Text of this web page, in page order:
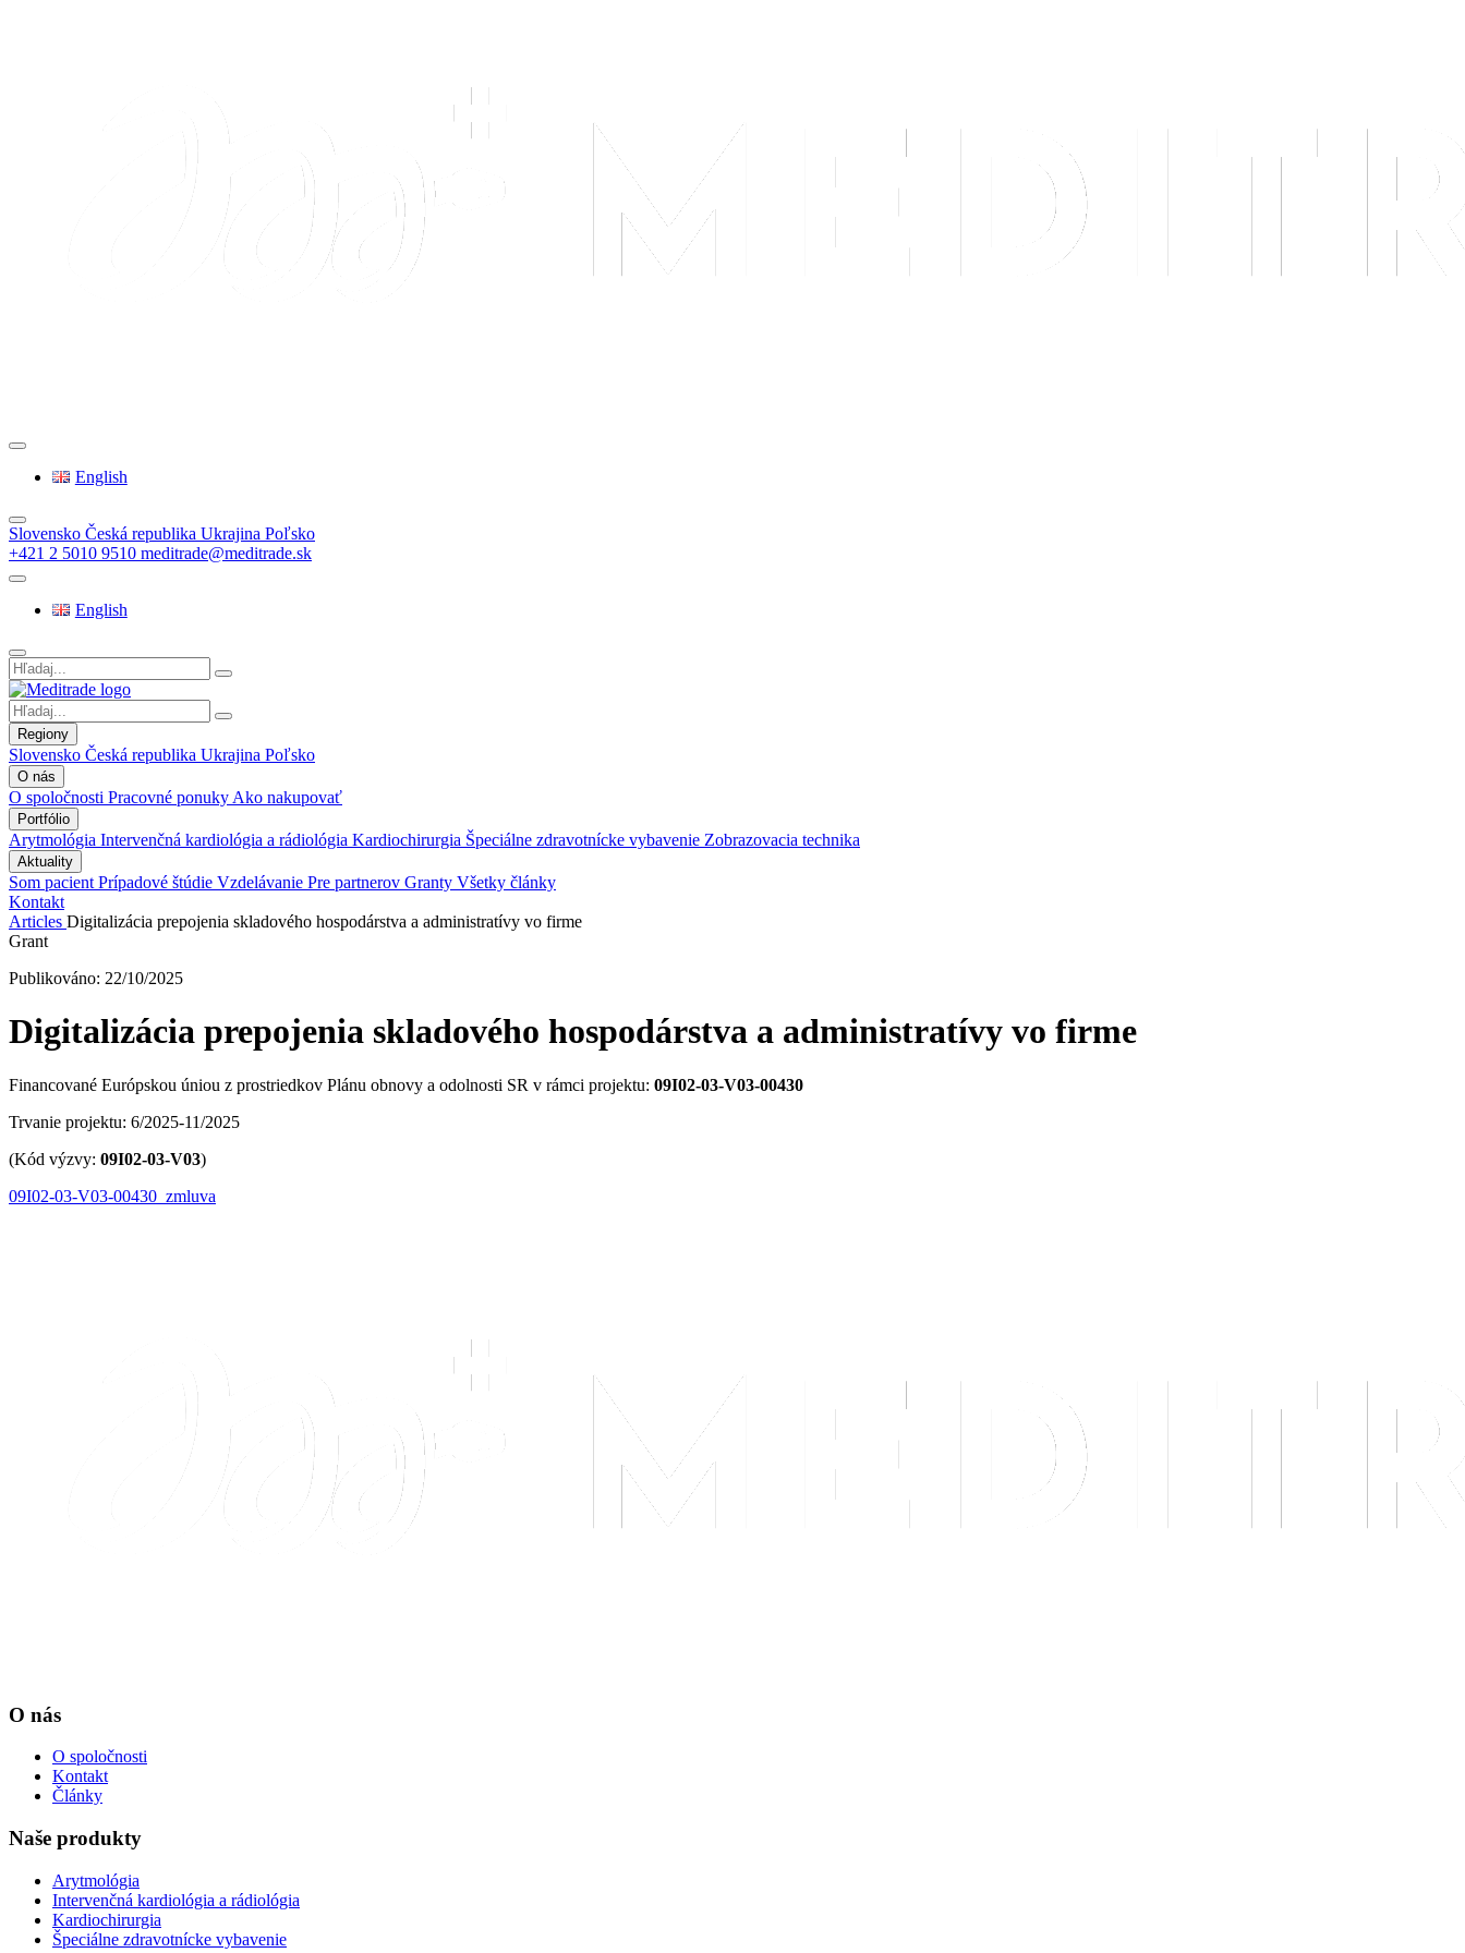
English
Slovensko Česká republika Ukrajina Poľsko
+421 2 5010 9510 meditrade@meditrade.sk
English
Regiony
Slovensko Česká republika Ukrajina Poľsko
O nás
O spoločnosti Pracovné ponuky Ako nakupovať
Portfólio
Arytmológia Intervenčná kardiológia a rádiológia Kardiochirurgia Špeciálne zdravotnícke vybavenie Zobrazovacia technika
Aktuality
Som pacient Prípadové štúdie Vzdelávanie Pre partnerov Granty Všetky články
Kontakt
Articles Digitalizácia prepojenia skladového hospodárstva a administratívy vo firme
Grant
Publikováno: 22/10/2025
Digitalizácia prepojenia skladového hospodárstva a administratívy vo firme
Financované Európskou úniou z prostriedkov Plánu obnovy a odolnosti SR v rámci projektu: 09I02-03-V03-00430
Trvanie projektu: 6/2025-11/2025
(Kód výzvy: 09I02-03-V03)
09I02-03-V03-00430_zmluva
O nás
O spoločnosti
Kontakt
Články
Naše produkty
Arytmológia
Intervenčná kardiológia a rádiológia
Kardiochirurgia
Špeciálne zdravotnícke vybavenie